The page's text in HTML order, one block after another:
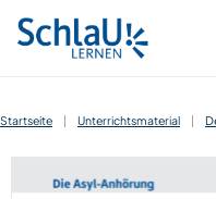
Startseite | Unterrichtsmaterial |